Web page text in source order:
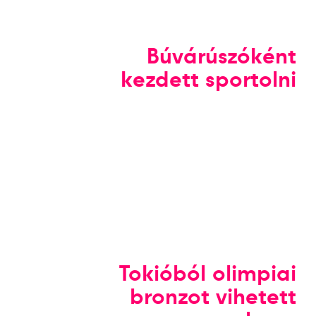
Búvárúszóként
kezdett sportolni
Tokióból olimpiai
bronzot vihetett